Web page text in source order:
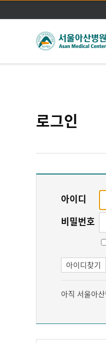
로그인
아이디
비밀번호
아이디찾기
아직 서울아